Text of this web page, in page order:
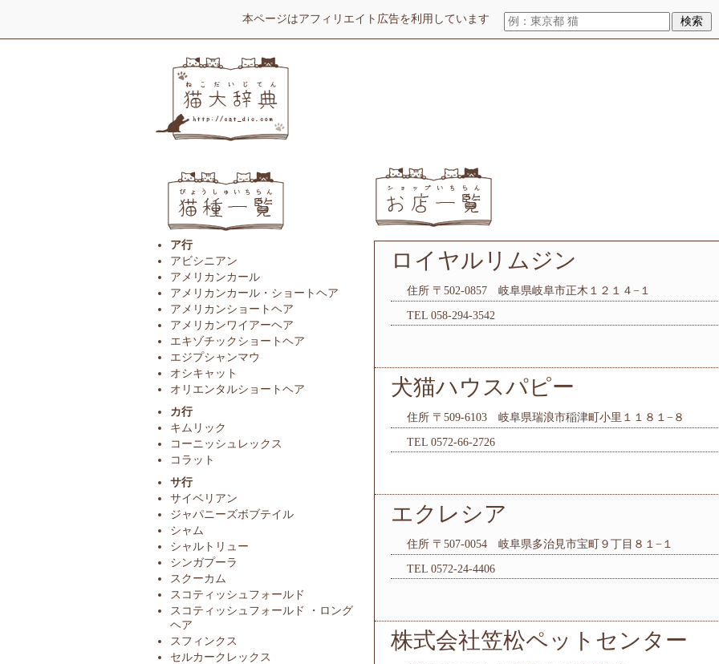
検索
本ページはアフィリエイト広告を利用しています
ア行
アビシニアン
アメリカンカール
アメリカンカール・ショートヘア
アメリカンショートヘア
アメリカンワイアーヘア
エキゾチックショートヘア
エジプシャンマウ
オシキャット
オリエンタルショートヘア
カ行
キムリック
コーニッシュレックス
コラット
サ行
サイベリアン
ジャパニーズボブテイル
シャム
シャルトリュー
シンガプーラ
スクーカム
スコティッシュフォールド
スコティッシュフォールド ・ロング
ヘア
スフィンクス
セルカークレックス
ロイヤルリムジン
住所 〒502-0857 岐阜県岐阜市正木１２１４−１
TEL 058-294-3542
犬猫ハウスパピー
住所 〒509-6103 岐阜県瑞浪市稲津町小里１１８１−８
TEL 0572-66-2726
エクレシア
住所 〒507-0054 岐阜県多治見市宝町９丁目８１−１
TEL 0572-24-4406
株式会社笠松ペットセンター